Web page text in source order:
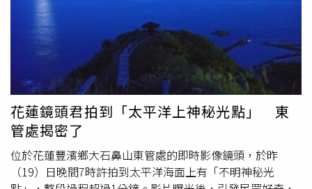
式死法，讓她忍不住哀嚎：「這劇本我不玩了！」被戲稱她
根本是穿進了死亡體驗營。李一桐這次徹底拋開以往溫婉形
象，詮釋出暴躁女主的喜感與倔強，她能在一秒內切換從冷
靜到撒嬌、從崩潰到咆哮的情緒節奏，她笑說：「拍戲時我
演得很爽，但後期配音簡直太痛苦了，每天都很想哭，因為
劇裡我的角色嘴很碎，台詞量驚人，我還跟劇組提議說能不
能乾脆我花錢復原現場聲音，我不想配了。」劇中李一桐穿
越到古代後，變成妥妥的富家女，讓她笑稱自己像是在演古
裝版《小時代》，第6集裡她跑到殘江月會館開賭，奇蹟般
地贏了賭局後，又說出：「難道是賭神顯靈了，原來我不是
邱淑貞，我是周潤發呀！」各種致敬也引起討論。李一桐笑
花蓮鏡頭君拍到「太平洋上神秘光點」 東
管處揭密了
位於花蓮豐濱鄉大石鼻山東管處的即時影像鏡頭，於昨
（19）日晚間7時許拍到太平洋海面上有「不明神秘光